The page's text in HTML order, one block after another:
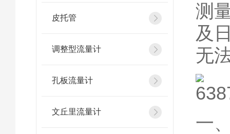
皮托管
调整型流量计
孔板流量计
文丘里流量计
测
及
无
一